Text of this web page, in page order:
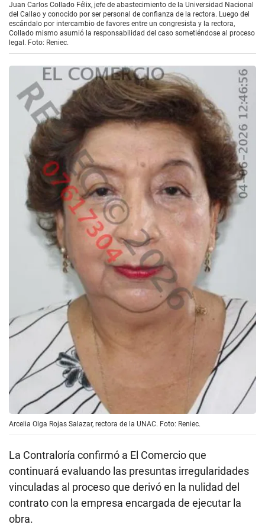
Juan Carlos Collado Félix, jefe de abastecimiento de la Universidad Nacional
del Callao y conocido por ser personal de confianza de la rectora. Luego del
escándalo por intercambio de favores entre un congresista y la rectora,
Collado mismo asumió la responsabilidad del caso sometiéndose al proceso
legal. Foto: Reniec.
Arcelia Olga Rojas Salazar, rectora de la UNAC. Foto: Reniec.
La Contraloría confirmó a El Comercio que
continuará evaluando las presuntas irregularidades
vinculadas al proceso que derivó en la nulidad del
contrato con la empresa encargada de ejecutar la
obra.